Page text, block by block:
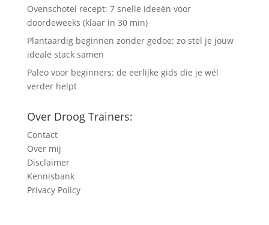
Ovenschotel recept: 7 snelle ideeën voor
doordeweeks (klaar in 30 min)
Plantaardig beginnen zonder gedoe: zo stel je jouw
ideale stack samen
Paleo voor beginners: de eerlijke gids die je wél
verder helpt
Over Droog Trainers:
Contact
Over mij
Disclaimer
Kennisbank
Privacy Policy